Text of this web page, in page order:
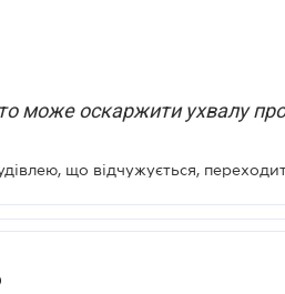
може оскаржити ухвалу